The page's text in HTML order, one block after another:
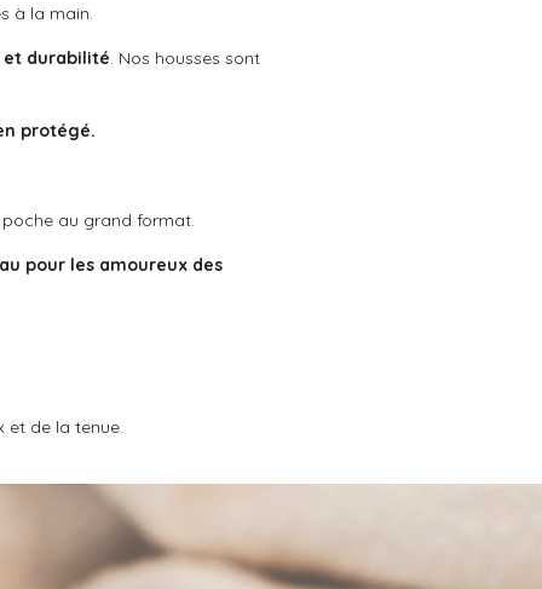
à la main.
durabilité. Nos housses sont
protégé.
poche au grand format.
pour les amoureux des
et de la tenue.